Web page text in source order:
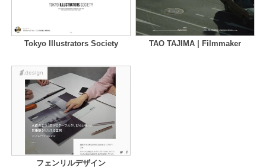
Tokyo Illustrators Society TAO TAJIMA | Filmmaker
フェンリルデザイン